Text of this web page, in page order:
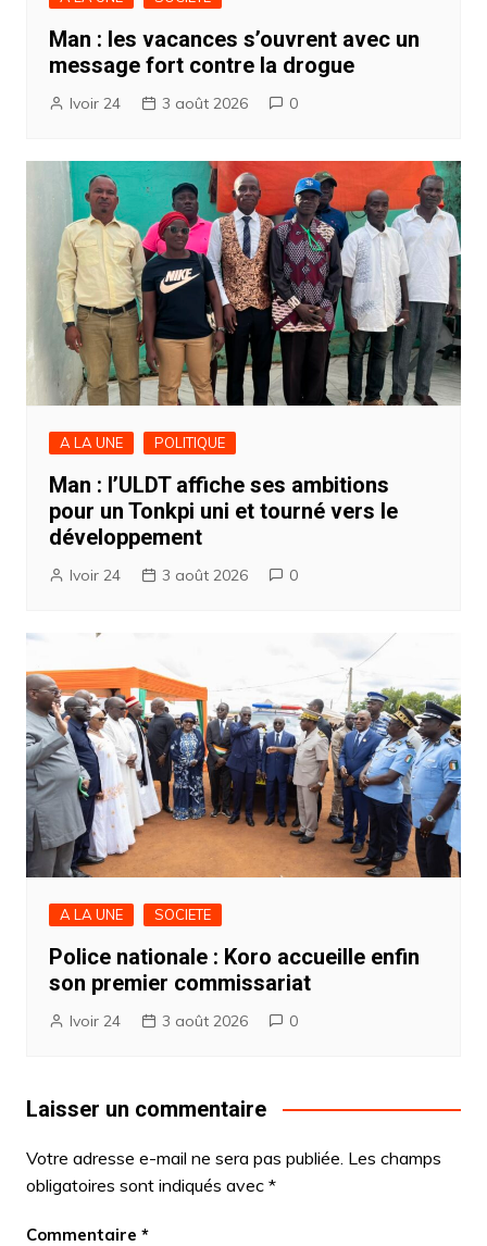
Man : les vacances s’ouvrent avec un
message fort contre la drogue
Ivoir 24 3 août 2026 0
A LA UNE POLITIQUE
Man : l’ULDT affiche ses ambitions
pour un Tonkpi uni et tourné vers le
développement
Ivoir 24 3 août 2026 0
A LA UNE SOCIETE
Police nationale : Koro accueille enfin
son premier commissariat
Ivoir 24 3 août 2026 0
Laisser un commentaire
Votre adresse e-mail ne sera pas publiée. Les champs
obligatoires sont indiqués avec *
Commentaire *